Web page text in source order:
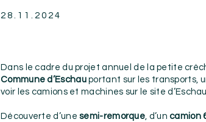
28.11.2024
Dans le cadre du projet annuel de la petite
Commune d’Eschauportant sur les transports,
voir les camions et machines sur le site
Découverte d’unesemi-remorque, d’uncamion